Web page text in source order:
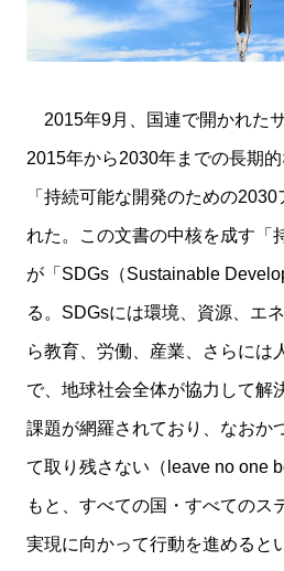
2015年9月、国連で開かれた
2015年から2030年までの長期的
「持続可能な開発のための
れた。この文書の中核を成す「
が「SDGs（Sustainable
る。SDGsには環境、資源、エ
ら教育、労働、産業、さらには
で、地球社会全体が協力して解
課題が網羅されており、なおか
て取り残さない（leave no one
もと、すべての国・すべてのス
実現に向かって行動を進めると